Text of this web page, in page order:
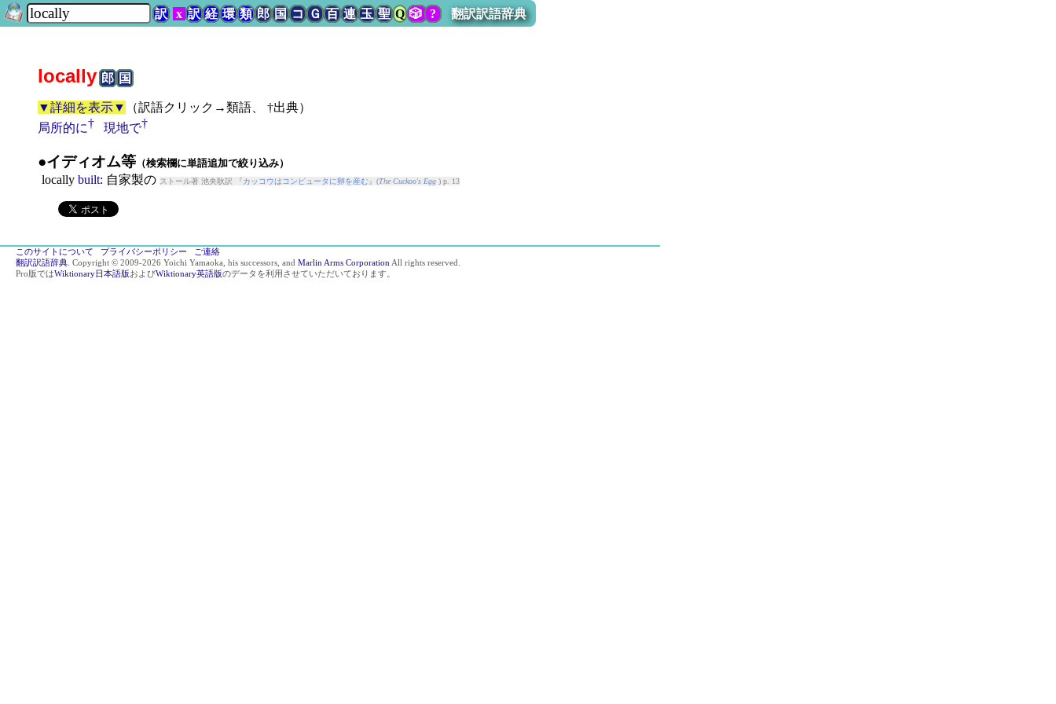
訳 x 訳 経 環 類 郎 国 コ Ｇ 百 連 玉 聖 Q 🎲? 翻訳訳語辞典
locally郎 国
▼詳細を表示▼ （訳語クリック→類語、 †出典）
局所的に† 現地で†
●イディオム等 （検索欄に単語追加で絞り込み）
locally built: 自家製の ストール著 池央耿訳 『 カッコウはコンピュータに卵を産む』(The Cuckoo's Egg) p. 13
このサイトについて プライバシーポリシー
ご連絡
翻訳訳語辞典. Copyright © 2009-2026 Yoichi Yamaoka, his successors, and Marlin Arms CorporationAll rights reserved.
Pro版ではWiktionary日本語版およびWiktionary英語版のデータを利用させていただいております。